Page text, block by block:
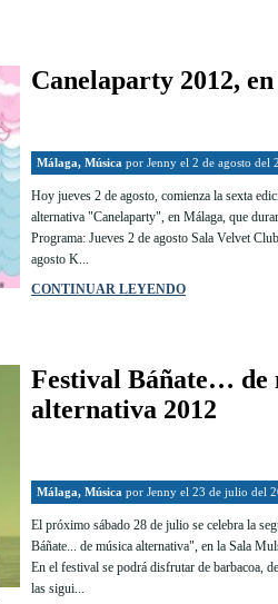
Canelaparty 2012,
Málaga, Música por Jenny el 2 de agosto del
Hoy jueves 2 de agosto, comienza la sexta
alternativa "Canelaparty", en Málaga, que
Programa: Jueves 2 de agosto Sala Velvet
agosto K...
CONTINUAR LEYENDO
Festival Báñate… de
alternativa 2012
Málaga, Música por Jenny el 23 de julio del
El próximo sábado 28 de julio se celebra la
Báñate... de música alternativa", en la Sala
En el festival se podrá disfrutar de barbacoa,
las sigui...